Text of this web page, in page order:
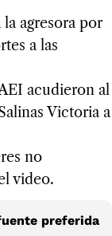
agresora por
a las
acudieron al
Victoria a
no
video.
preferida